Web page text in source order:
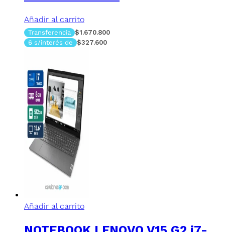
Añadir al carrito
Transferencia $1.670.800
6 s/interés de $327.600
Añadir al carrito